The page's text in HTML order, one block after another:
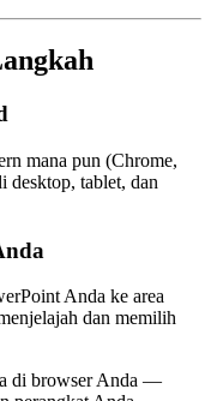
mana pun (Chrome,
tablet, dan
Anda ke area
dan memilih
di browser Anda —